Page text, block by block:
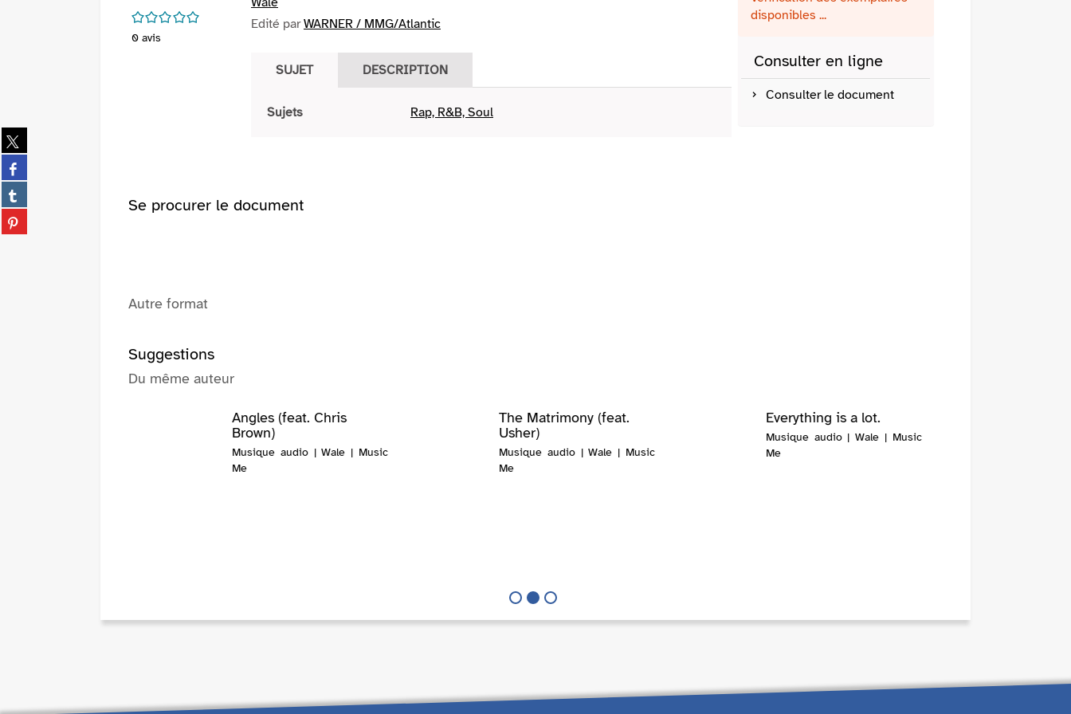
Partager
sur
twitter
(Nouvelle
fenêtre)
Partager
sur
facebook
(Nouvelle
fenêtre)
Partager
sur
tumblr
Partager
sur
/5
0 avis
Edité parWARNER / MMG/Atlantic
SUJET DESCRIPTION
Sujets Rap, R&B, Soul
disponibles ...
Consulter en ligne
Consulter le document
Se procurer le document
Autre format
Suggestions
Du même auteur
The Matrimony (feat.
Usher)
Musique audio | Wale | Music
Me
Everything is a lot.
Musique audio | Wale | Music
Me
Angles (feat. Chris
Brown)
Musique audio | Wale | Music
Me